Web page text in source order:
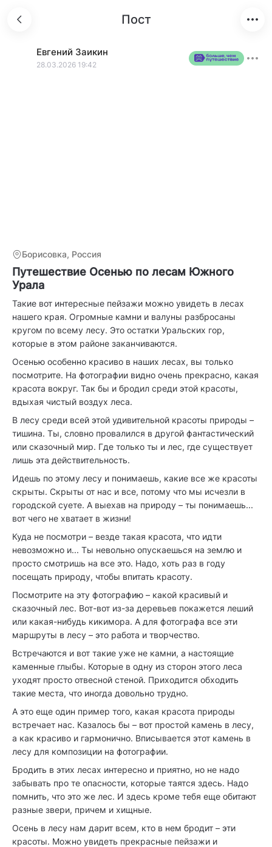
Пост
Евгений Заикин
28.03.2026 19:42
Борисовка, Россия
Путешествие Осенью по лесам Южного
Урала
Такие вот интересные пейзажи можно увидеть в лесах
нашего края. Огромные камни и валуны разбросаны
кругом по всему лесу. Это остатки Уральских гор,
которые в этом районе заканчиваются.
Осенью особенно красиво в наших лесах, вы только
посмотрите. На фотографии видно очень прекрасно, какая
красота вокруг. Так бы и бродил среди этой красоты,
вдыхая чистый воздух леса.
В лесу среди всей этой удивительной красоты природы –
тишина. Ты, словно провалился в другой фантастический
или сказочный мир. Где только ты и лес, где существует
лишь эта действительность.
Идешь по этому лесу и понимаешь, какие все же красоты
скрыты. Скрыты от нас и все, потому что мы исчезли в
городской суете. А выехав на природу – ты понимаешь...
вот чего не хватает в жизни!
Куда не посмотри – везде такая красота, что идти
невозможно и... Ты невольно опускаешься на землю и
просто смотришь на все это. Надо, хоть раз в году
посещать природу, чтобы впитать красоту.
Посмотрите на эту фотографию – какой красивый и
сказочный лес. Вот-вот из-за деревьев покажется леший
или какая-нибудь кикимора. А для фотографа все эти
маршруты в лесу – это работа и творчество.
Встречаются и вот такие уже не камни, а настоящие
каменные глыбы. Которые в одну из сторон этого леса
уходят просто отвесной стеной. Приходится обходить
такие места, что иногда довольно трудно.
А это еще один пример того, какая красота природы
встречает нас. Казалось бы – вот простой камень в лесу,
а как красиво и гармонично. Вписывается этот камень в
лесу для композиции на фотографии.
Бродить в этих лесах интересно и приятно, но не надо
забывать про те опасности, которые таятся здесь. Надо
помнить, что это же лес. И здесь кроме тебя еще обитают
разные звери, причем и хищные.
Осень в лесу нам дарит всем, кто в нем бродит – эти
красоты. Можно увидеть прекрасные пейзажи и